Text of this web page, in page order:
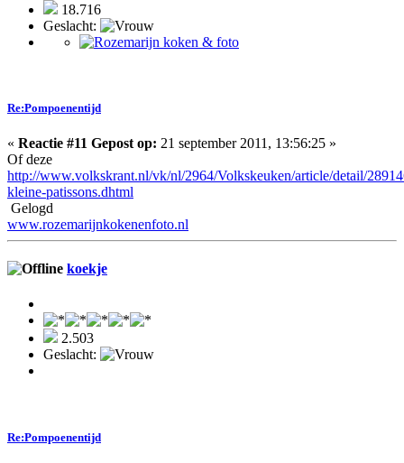
18.716
Geslacht:
Re:Pompoenentijd
« Reactie #11 Gepost op: 21 september 2011, 13:56:25 »
Of deze
http://www.volkskrant.nl/vk/nl/2964/Volkskeuken/article/detail/
kleine-patissons.dhtml
Gelogd
www.rozemarijnkokenenfoto.nl
koekje
2.503
Geslacht:
Re:Pompoenentijd